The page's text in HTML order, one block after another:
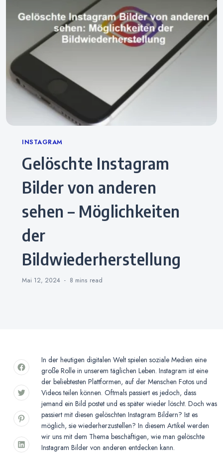
Categories
INSTAGRAM
Gelöschte Instagram
Bilder von anderen
sehen – Möglichkeiten
der
Bildwiederherstellung
Mai 12, 2024 8 mins read
In der heutigen digitalen Welt spielen soziale Medien eine
große Rolle in unserem täglichen Leben. Instagram ist eine
der beliebtesten Plattformen, auf der Menschen Fotos und
Videos teilen können. Oftmals passiert es jedoch, dass
jemand ein Bild postet und es später wieder löscht. Doch was
passiert mit diesen gelöschten Instagram Bildern? Ist es
möglich, sie wiederherzustellen? In diesem Artikel werden
wir uns mit dem Thema beschäftigen, wie man gelöschte
Instagram Bilder von anderen entdecken kann.